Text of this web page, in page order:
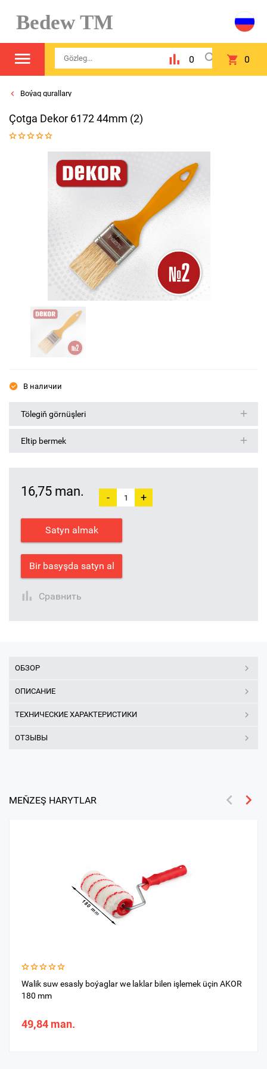
Bedew TM
0 0
Boýag gurallary
Çotga Dekor 6172 44mm (2)
В наличии
Tölegiň görnüşleri
Eltip bermek
16,75 man. - +
Satyn almak
Bir basyşda satyn al
Сравнить
ОБЗОР
ОПИСАНИЕ
ТЕХНИЧЕСКИЕ ХАРАКТЕРИСТИКИ
ОТЗЫВЫ
MEŇZEŞ HARYTLAR
Walik suw esasly boýaglar we laklar bilen işlemek üçin AKOR
180 mm
49,84 man.